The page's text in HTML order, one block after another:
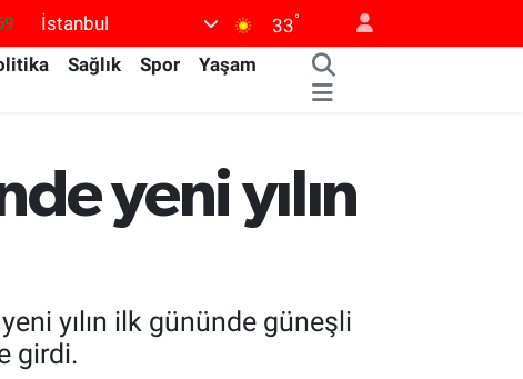
İstanbul 33°
Sağlık Spor
Yaşam
yeni yılın
yılın ilk gününde güneşli
girdi.